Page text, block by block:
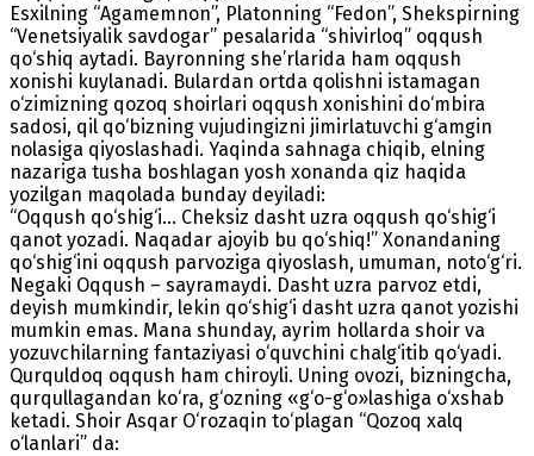
Esxilning “Agamemnon”, Platonning “Fedon”, Shekspirning
“Venetsiyalik savdogar” pesalarida “shivirloq” oqqush
qo‘shiq aytadi. Bayronning she’rlarida ham oqqush
xonishi kuylanadi. Bulardan ortda qolishni istamagan
o‘zimizning qozoq shoirlari oqqush xonishini do‘mbira
sadosi, qil qo‘bizning vujudingizni jimirlatuvchi g‘amgin
nolasiga qiyoslashadi. Yaqinda sahnaga chiqib, elning
nazariga tusha boshlagan yosh xonanda qiz haqida
yozilgan maqolada bunday deyiladi:
“Oqqush qo‘shig‘i... Cheksiz dasht uzra oqqush qo‘shig‘i
qanot yozadi. Naqadar ajoyib bu qo‘shiq!” Xonandaning
qo‘shig‘ini oqqush parvoziga qiyoslash, umuman, noto‘g‘ri.
Negaki Oqqush – sayramaydi. Dasht uzra parvoz etdi,
deyish mumkindir, lekin qo‘shig‘i dasht uzra qanot yozishi
mumkin emas. Mana shunday, ayrim hollarda shoir va
yozuvchilarning fantaziyasi o‘quvchini chalg‘itib qo‘yadi.
Qurquldoq oqqush ham chiroyli. Uning ovozi, bizningcha,
qurqullagandan ko‘ra, g‘ozning «g‘o-g‘o»lashiga o‘xshab
ketadi. Shoir Asqar O‘rozaqin to‘plagan “Qozoq xalq
o‘lanlari” da: